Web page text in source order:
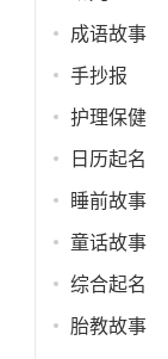
成语故事
手抄报
护理保健
日历起名
睡前故事
童话故事
综合起名
胎教故事